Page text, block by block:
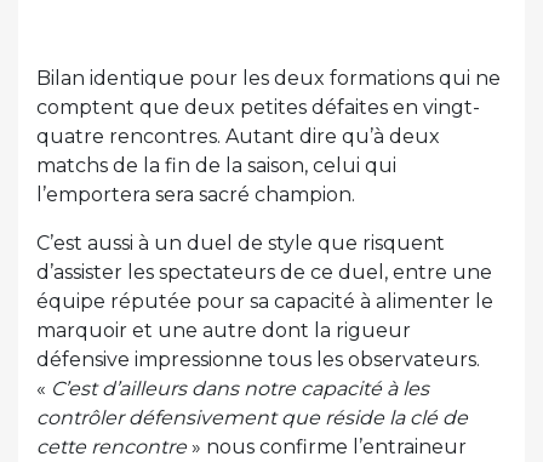
Bilan identique pour les deux formations qui ne
comptent que deux petites défaites en vingt-
quatre rencontres. Autant dire qu’à deux
matchs de la fin de la saison, celui qui
l’emportera sera sacré champion.
C’est aussi à un duel de style que risquent
d’assister les spectateurs de ce duel, entre une
équipe réputée pour sa capacité à alimenter le
marquoir et une autre dont la rigueur
défensive impressionne tous les observateurs.
« C’est d’ailleurs dans notre capacité à les
contrôler défensivement que réside la clé de
cette rencontre» nous confirme l’entraineur